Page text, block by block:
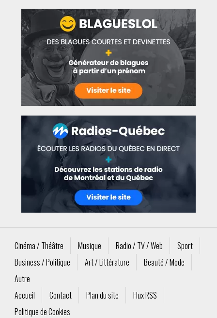
Cinéma / Théâtre Musique Radio / TV / Web
Sport
Business / Politique
Art / Littérature
Beauté / Mode
Autre
Accueil
Contact Plan du site
Flux RSS
Politique de Cookies